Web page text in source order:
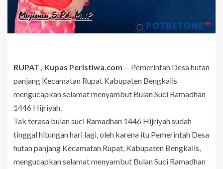
RUPAT , Kupas Peristiwa.com – Pemerintah Desa hutan
panjang Kecamatan Rupat Kabupaten Bengkalis
mengucapkan selamat menyambut Bulan Suci Ramadhan
1446 Hijriyah.
Tak terasa bulan suci Ramadhan 1446 Hijriyah sudah
tinggal hitungan hari lagi, oleh karena itu Pemerintah Desa
hutan panjang Kecamatan Rupat, Kabupaten Bengkalis,
mengucapkan selamat menyambut Bulan Suci Ramadhan